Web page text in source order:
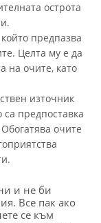
острота
предпазва
Целта му е да
на очите, като
източник
предпоставка
очите
и не би
Все пак ако
се към